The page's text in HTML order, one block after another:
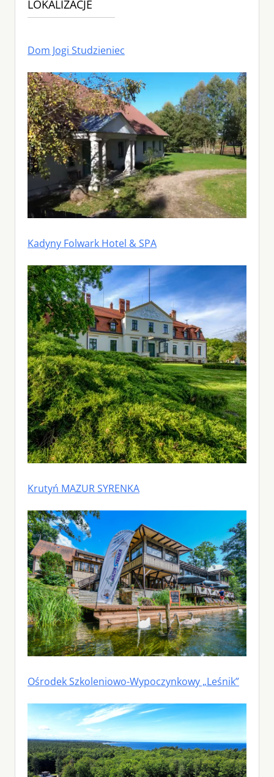
LOKALIZACJE
Dom Jogi Studzieniec
Kadyny Folwark Hotel & SPA
Krutyń MAZUR SYRENKA
Ośrodek Szkoleniowo-Wypoczynkowy „Leśnik”